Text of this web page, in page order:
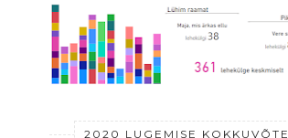
2020 LUGEMISE KOKKUVÕTE